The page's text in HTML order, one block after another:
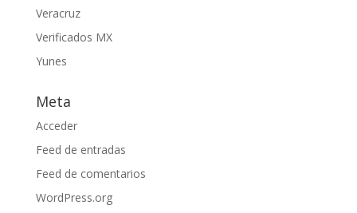
Veracruz
Verificados MX
Yunes
Meta
Acceder
Feed de entradas
Feed de comentarios
WordPress.org